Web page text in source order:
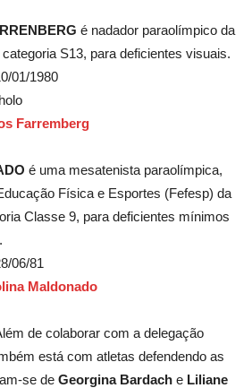
é nadador paraolímpico da
S13, para deficientes visuais.
01/1980
Farremberg
é uma mesatenista paraolímpica,
Física e Esportes (Fefesp) da
Classe 9, para deficientes mínimos
06/81
Maldonado
de colaborar com a delegação
está com atletas defendendo as
se de Georgina Bardach e Liliane